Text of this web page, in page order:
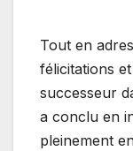
Tout en
félicitations
successeur
a conclu en
pleinement